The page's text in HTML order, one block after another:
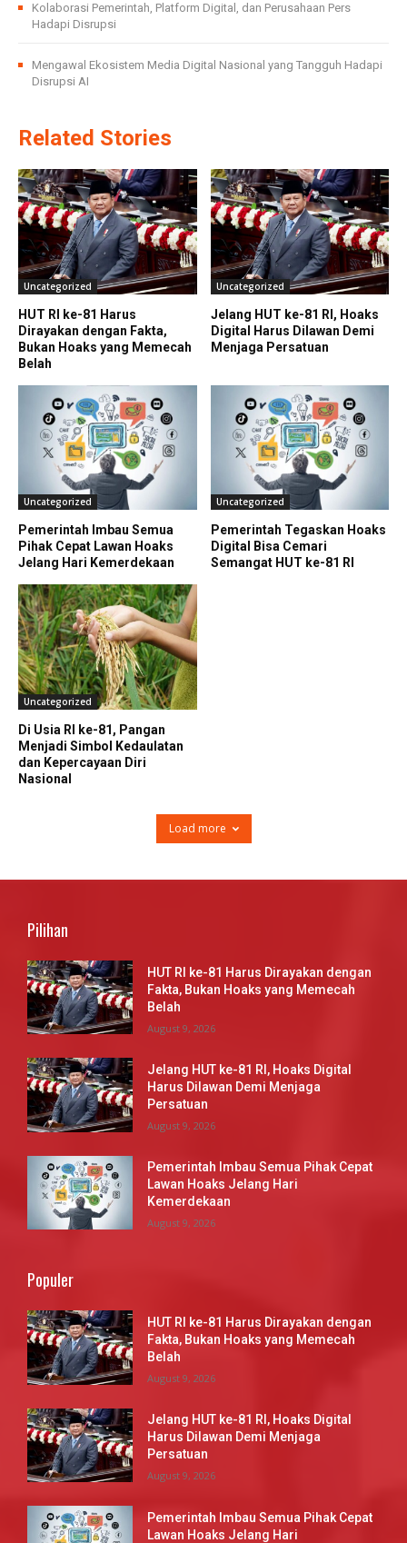
Kolaborasi Pemerintah, Platform Digital, dan Perusahaan Pers
Hadapi Disrupsi
Mengawal Ekosistem Media Digital Nasional yang Tangguh Hadapi
Disrupsi AI
Related Stories
Uncategorized
HUT RI ke-81 Harus
Dirayakan dengan Fakta,
Bukan Hoaks yang Memecah
Belah
Uncategorized
Jelang HUT ke-81 RI, Hoaks
Digital Harus Dilawan Demi
Menjaga Persatuan
Uncategorized
Pemerintah Imbau Semua
Pihak Cepat Lawan Hoaks
Jelang Hari Kemerdekaan
Uncategorized
Pemerintah Tegaskan Hoaks
Digital Bisa Cemari
Semangat HUT ke-81 RI
Uncategorized
Di Usia RI ke-81, Pangan
Menjadi Simbol Kedaulatan
dan Kepercayaan Diri
Nasional
Load more
Pilihan
HUT RI ke-81 Harus Dirayakan dengan
Fakta, Bukan Hoaks yang Memecah
Belah
August 9, 2026
Jelang HUT ke-81 RI, Hoaks Digital
Harus Dilawan Demi Menjaga
Persatuan
August 9, 2026
Pemerintah Imbau Semua Pihak Cepat
Lawan Hoaks Jelang Hari
Kemerdekaan
August 9, 2026
Populer
HUT RI ke-81 Harus Dirayakan dengan
Fakta, Bukan Hoaks yang Memecah
Belah
August 9, 2026
Jelang HUT ke-81 RI, Hoaks Digital
Harus Dilawan Demi Menjaga
Persatuan
August 9, 2026
Pemerintah Imbau Semua Pihak Cepat
Lawan Hoaks Jelang Hari